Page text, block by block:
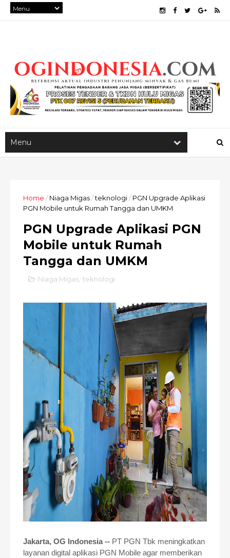
Home / Niaga Migas/teknologi/ PGN Upgrade Aplikasi
PGN Mobile untuk Rumah Tangga dan UMKM
PGN Upgrade Aplikasi PGN
Mobile untuk Rumah
Tangga dan UMKM
Niaga Migas, teknologi
Jakarta, OG Indonesia -- PT PGN Tbk meningkatkan
layanan digital aplikasi PGN Mobile agar memberikan